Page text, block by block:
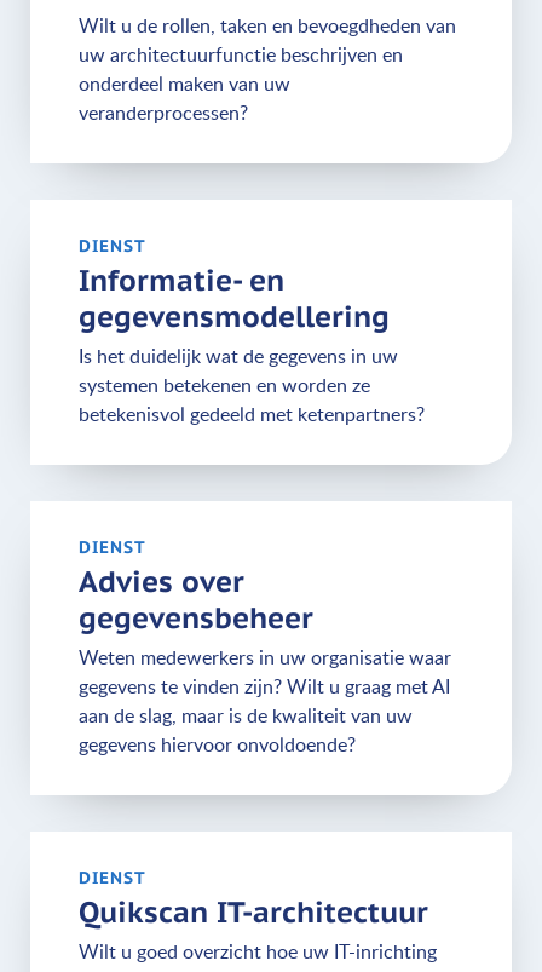
Wilt u de rollen, taken en bevoegdheden van
uw architectuurfunctie beschrijven en
onderdeel maken van uw
veranderprocessen?
DIENST
Informatie-­ en
gegevensmodellering
Is het duidelijk wat de gegevens in uw
systemen betekenen en worden ze
betekenisvol gedeeld met ketenpartners?
DIENST
Advies over
gegevensbeheer
Weten medewerkers in uw organisatie waar
gegevens te vinden zijn? Wilt u graag met AI
aan de slag, maar is de kwaliteit van uw
gegevens hiervoor onvoldoende?
DIENST
Quikscan IT-architectuur
Wilt u goed overzicht hoe uw IT-inrichting